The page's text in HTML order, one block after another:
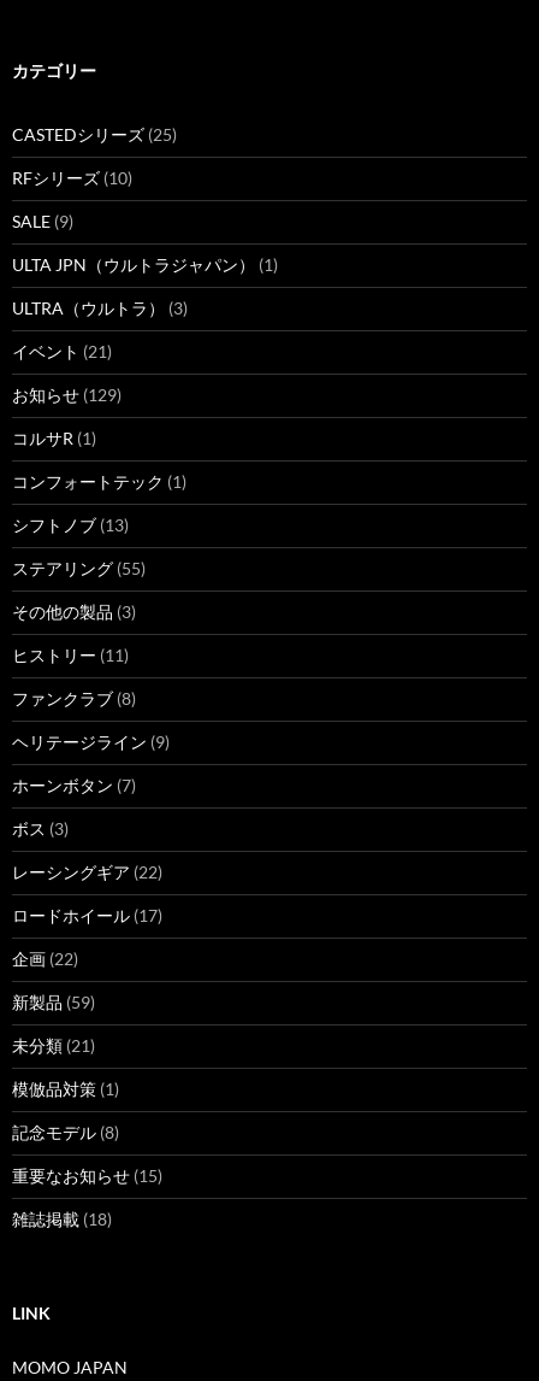
カテゴリー
CASTEDシリーズ (25)
RFシリーズ (10)
SALE (9)
ULTA JPN（ウルトラジャパン） (1)
ULTRA（ウルトラ） (3)
イベント (21)
お知らせ (129)
コルサR (1)
コンフォートテック (1)
シフトノブ (13)
ステアリング (55)
その他の製品 (3)
ヒストリー (11)
ファンクラブ (8)
ヘリテージライン (9)
ホーンボタン (7)
ボス (3)
レーシングギア (22)
ロードホイール (17)
企画 (22)
新製品 (59)
未分類 (21)
模倣品対策 (1)
記念モデル (8)
重要なお知らせ (15)
雑誌掲載 (18)
LINK
MOMO JAPAN